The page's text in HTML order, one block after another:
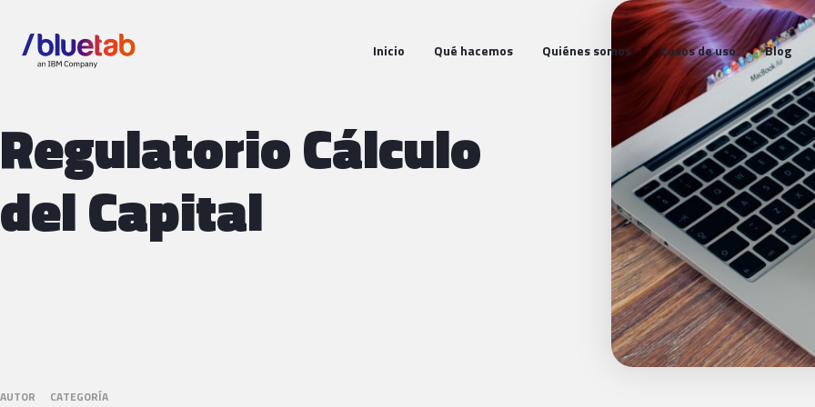
Inicio Qué hacemos Quiénes somos Casos de uso Blog
Regulatorio Cálculo
del Capital
AUTOR CATEGORÍA